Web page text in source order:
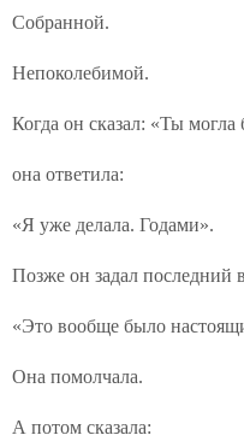
Собранной.
Непоколебимой.
Когда он сказал: «Ты могла
она ответила:
«Я уже делала. Годами».
Позже он задал последний
«Это вообще было
Она помолчала.
А потом сказала: